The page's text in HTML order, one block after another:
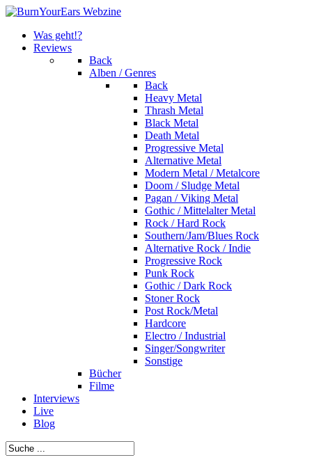
Was geht!?
Reviews
Back
Alben / Genres
Back
Heavy Metal
Thrash Metal
Black Metal
Death Metal
Progressive Metal
Alternative Metal
Modern Metal / Metalcore
Doom / Sludge Metal
Pagan / Viking Metal
Gothic / Mittelalter Metal
Rock / Hard Rock
Southern/Jam/Blues Rock
Alternative Rock / Indie
Progressive Rock
Punk Rock
Gothic / Dark Rock
Stoner Rock
Post Rock/Metal
Hardcore
Electro / Industrial
Singer/Songwriter
Sonstige
Bücher
Filme
Interviews
Live
Blog